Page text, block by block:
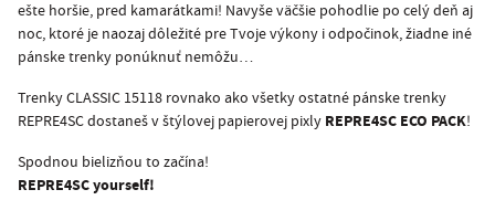
ešte horšie, pred kamarátkami! Navyše väčšie pohodlie po celý deň aj
noc, ktoré je naozaj dôležité pre Tvoje výkony i odpočinok, žiadne iné
pánske trenky ponúknuť nemôžu…
Trenky CLASSIC 15118 rovnako ako všetky ostatné pánske trenky
REPRE4SC dostaneš v štýlovej papierovej pixly REPRE4SC ECO PACK!
Spodnou bielizňou to začína!
REPRE4SC yourself!